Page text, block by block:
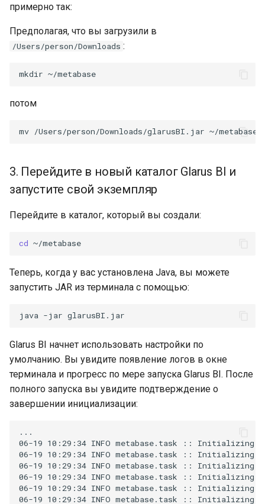
примерно так:
Предполагая, что вы загрузили в
/Users/person/Downloads :
mkdir
потом
mv /Users/person/Downloads/glarusBI.jar
3. Перейдите в новый каталог Glarus BI и
запустите свой экземпляр
Перейдите в каталог, который вы создали:
cd
Теперь, когда у вас установлена Java, вы можете
запустить JAR из терминала с помощью:
java -jar
Glarus BI начнет использовать настройки по
умолчанию. Вы увидите появление логов в окне
терминала и прогресс по мере запуска Glarus BI. После
полного запуска вы увидите подтверждение о
завершении инициализации: